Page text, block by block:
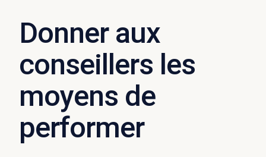
Donner aux
conseillers les
moyens de
performer